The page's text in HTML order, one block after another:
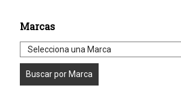
Marcas